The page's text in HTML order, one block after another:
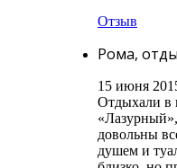
Отзыв
Рома,
15 июня
Отдыхали в
довольны
душем и